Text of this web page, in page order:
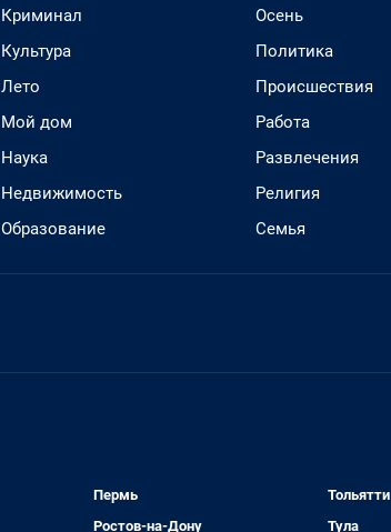
Криминал
Культура
Лето
Мой дом
Наука
Недвижимость
Образование
Осень
Политика
Происшествия
Работа
Развлечения
Религия
Семья
Пермь
Ростов-на-Дону
Тольятти
Тула